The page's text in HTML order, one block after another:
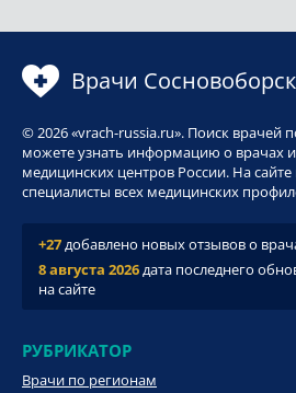
Врачи
© 2026 «vrach-russia.ru». Поиск врачей
можете узнать информацию о врачах
медицинских центров России. На сайте
специалисты всех медицинских
+27добавлено новых отзывов о
8 августа 2026дата последнего
на сайте
РУБРИКАТОР
Врачи по регионам